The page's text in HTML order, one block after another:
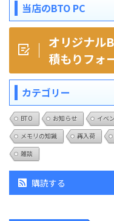
当店のBTO PC
オリジナル
積もりフォ
カテゴリー
BTO お知らせ イベ
メモリの知識
再入荷
雑談
購読する